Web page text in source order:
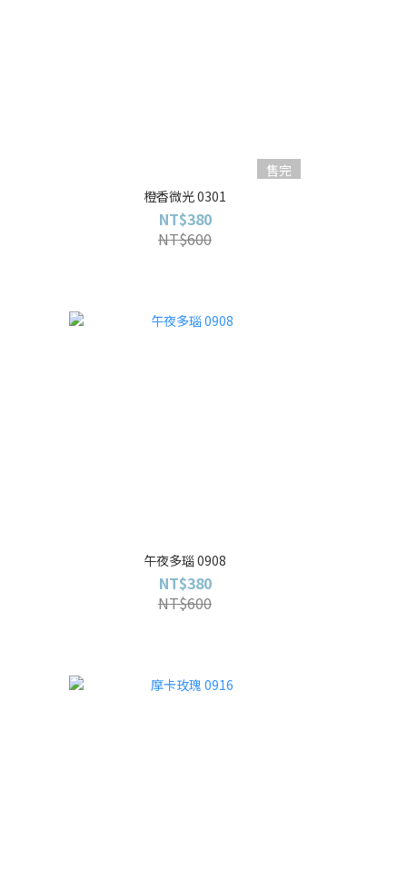
售完
橙香微光 0301
NT$380
NT$600
午夜多瑙 0908
NT$380
NT$600